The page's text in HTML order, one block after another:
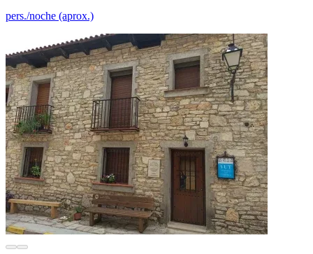
pers./noche (aprox.)